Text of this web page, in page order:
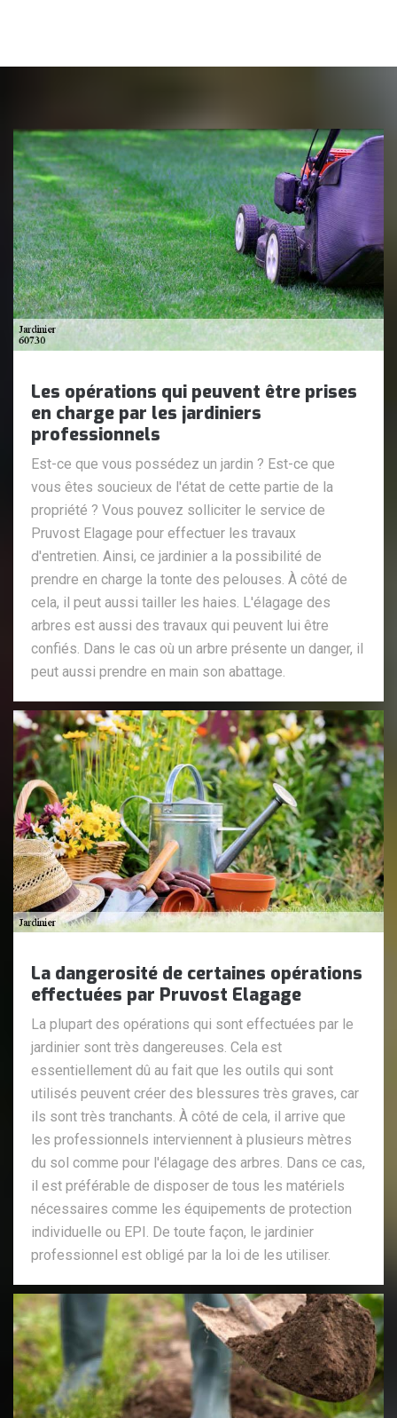
Les opérations qui peuvent être prises
en charge par les jardiniers
professionnels
Est-ce que vous possédez un jardin ? Est-ce que
vous êtes soucieux de l'état de cette partie de la
propriété ? Vous pouvez solliciter le service de
Pruvost Elagage pour effectuer les travaux
d'entretien. Ainsi, ce jardinier a la possibilité de
prendre en charge la tonte des pelouses. À côté de
cela, il peut aussi tailler les haies. L'élagage des
arbres est aussi des travaux qui peuvent lui être
confiés. Dans le cas où un arbre présente un danger, il
peut aussi prendre en main son abattage.
La dangerosité de certaines opérations
effectuées par Pruvost Elagage
La plupart des opérations qui sont effectuées par le
jardinier sont très dangereuses. Cela est
essentiellement dû au fait que les outils qui sont
utilisés peuvent créer des blessures très graves, car
ils sont très tranchants. À côté de cela, il arrive que
les professionnels interviennent à plusieurs mètres
du sol comme pour l'élagage des arbres. Dans ce cas,
il est préférable de disposer de tous les matériels
nécessaires comme les équipements de protection
individuelle ou EPI. De toute façon, le jardinier
professionnel est obligé par la loi de les utiliser.